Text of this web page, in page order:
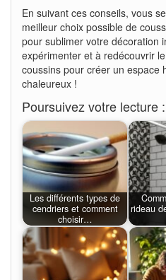
En suivant ces conseils, vous
meilleur choix possible de
pour sublimer votre décoration
expérimenter et à redécouvrir
coussins pour créer un espace
chaleureux !
Poursuivez votre lecture :
Les différents types de
cendriers et comment
choisir…
rideau